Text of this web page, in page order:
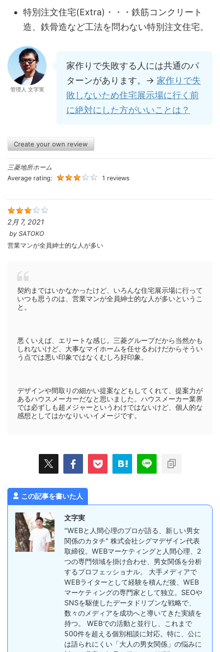
特別注文住宅(Extra)・・・鉄筋コンクリート
造、鉄骨造など工法を問わない特別注文住宅。
管理人 文字実
家作りで失敗する人には共通のパ
ターンがあります。→ 家作りで失
敗しないため住宅展示場に行く前
に絶対にした方がいいことは？
Create your own review
三菱地所ホーム
Average rating:
1 reviews
2月 7, 2021
by SATOKO
営業マンが全員紳士的な人が多い
契約まではいかなかったけど、いろんな住宅展示場に行って
いつも思うのは、営業マンが全員紳士的な人が多いというこ
と。
悪くいえば、エリートな感じ。三菱グループだから当然かも
しれないけど、大事なマイホームを任せるわけだからそうい
う点では悪い印象ではなくむしろ好印象。
デザインや間取りの細かい提案などもしてくれて、提案力が
あるハウスメーカーだなと思いました。ハウスメーカー業界
では必ずしも超メジャーというわけではないけど、個人的な
感想としてはかなりいいイメージです。
この記事を書いた人
文字実
"WEBと人間心理のプロが語る、新しい男女
関係のカタチ" 株式会社シグマデザイン代表
取締役。WEBマーケティングと人間心理、2
つの専門領域を掛け合わせ、男女関係を分析
するプロフェッショナル。 大手メディアで
WEBライターとして経験を積んだ後、WEB
マーケティングの専門家として独立。SEOや
SNSを駆使したデータドリブンな戦略で、
数々のメディアを成功へと導いてきた実績を
持つ。 WEBでの活動と並行し、これまで
500件を超える個別相談に対応。特に、公に
は語られにくい「大人の男女関係」の悩みに